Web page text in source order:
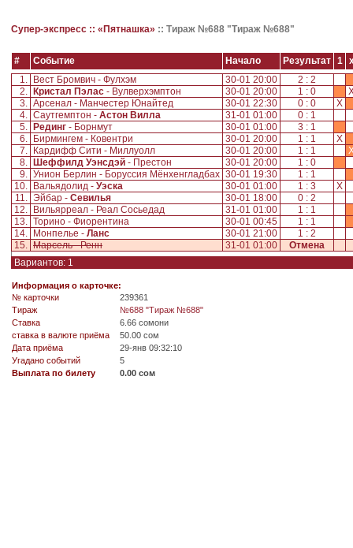
Супер-экспресс :: «Пятнашка» :: Тираж №688 "Тираж №688"
# Событие Начало Результат 1
1.
Вест Бромвич - Фулхэм 30-01 20:00
2 : 2
2.
Кристал Пэлас - Вулверхэмптон 30-01 20:00 1 : 0
3. Арсенал - Манчестер Юнайтед 30-01 22:30 0 : 0
X
4. Саутгемптон - Астон Вилла 31-01 01:00
0 : 1
5.
Рединг - Борнмут 30-01 01:00
3 : 1
6.
Бирмингем - Ковентри 30-01 20:00 1 : 1
X
7.
Кардифф Сити - Миллуолл 30-01 20:00 1 : 1
8.
Шеффилд Уэнcдэй - Престон 30-01 20:00
1 : 0
9. Унион Берлин - Боруссия Мёнхенгладбах 30-01 19:30
1 : 1
10.
Вальядолид - Уэска 30-01 01:00 1 : 3
X
11. Эйбар - Севилья 30-01 18:00
0 : 2
12.
Вильярреал - Реал Сосьедад 31-01 01:00
1 : 1
13. Торино - Фиорентина 30-01 00:45
1 : 1
14.
Монпелье - Ланс 30-01 21:00
1 : 2
15. Марсель - Ренн 31-01 01:00
Отмена
Вариантов: 1
Информация о карточке:
№ карточки
239361
Tираж
№688 "Тираж №688"
Ставка
6.66 сомони
ставка в валюте приёма
50.00 сом
Дата приёма
29-янв 09:32:10
Угадано событий
5
Выплата по билету
0.00 сом